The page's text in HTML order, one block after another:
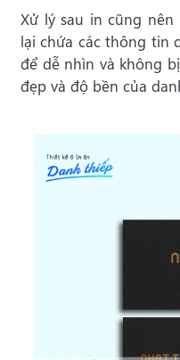
Xử lý sau in cũng nên
lại chứa các thông tin
để dễ nhìn và không
đẹp và độ bền của